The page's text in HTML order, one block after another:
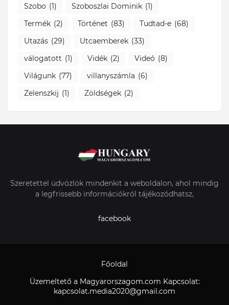
Szobo (1) Szoboszlai Dominik (1)
Termék (2) Történet (83) Tudtad-e (68)
Utazás (29) Utcaemberek (33)
válogatott (1) Vidék (2) Videó (8)
Világunk (77) villanyszámla (6)
Zelenszkij (1) Zöldségek (2)
Szeretettel üdvözlök mindenkit a weboldalon, ahol mindig
a legfrissebb információkról tájékozódhatsz,
facebook
Üzemeltető a Magyarorszagom.com Kapcsolat:
kapcsolat.media2020@gmail.com
Főoldal